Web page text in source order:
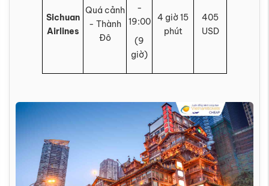
Sichuan
Airlines
Quá cảnh
- Thành
Đô
-
19:00
(9
giờ)
4 giờ 15
phút
405
USD